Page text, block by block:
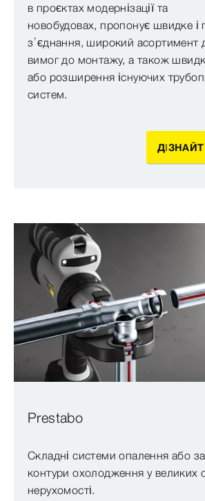
в проєктах модернізації та
новобудовах, пропонує швидке і
з’єднання, широкий асортимент
вимог до монтажу, а також
або розширення існуючих
систем.
Prestabo
Складні системи опалення або
контури охолодження у великих
нерухомості.